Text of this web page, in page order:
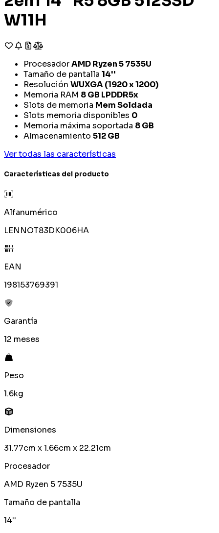
W11H
ProcesadorAMD Ryzen 5 7535U
Tamaño de pantalla 14''
Resolución WUXGA (1920 x 1200)
Memoria RAM 8 GB LPDDR5x
Slots de memoria Mem Soldada
Slots memoria disponibles 0
Memoria máxima soportada 8 GB
Almacenamiento 512 GB
Ver todas las características
Características del producto
Alfanumérico
LENNOT83DK006HA
EAN
198153769391
Garantía
12 meses
Peso
1.6kg
Dimensiones
31.77cm x 1.66cm x 22.21cm
Procesador
AMD Ryzen 5 7535U
Tamaño de pantalla
14''